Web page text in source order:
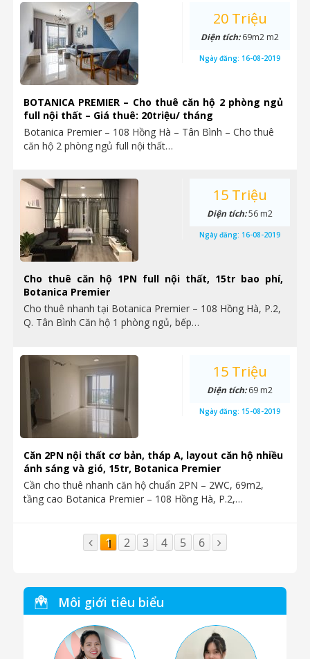
BOTANICA PREMIER – Cho thuê căn hộ 2 phòng ngủ
full nội thất – Giá thuê: 20triệu/ tháng
Botanica Premier – 108 Hồng Hà – Tân Bình – Cho thuê
căn hộ 2 phòng ngủ full nội thất…
20 Triệu
Diện tích:69m2 m2
Ngày đăng: 16-08-2019
Cho thuê căn hộ 1PN full nội thất, 15tr bao phí,
Botanica Premier
Cho thuê nhanh tại Botanica Premier – 108 Hồng Hà, P.2,
Q. Tân Bình Căn hộ 1 phòng ngủ, bếp…
15 Triệu
Diện tích:56 m2
Ngày đăng: 16-08-2019
Căn 2PN nội thất cơ bản, tháp A, layout căn hộ nhiều
ánh sáng và gió, 15tr, Botanica Premier
Cần cho thuê nhanh căn hộ chuẩn 2PN – 2WC, 69m2,
tầng cao Botanica Premier – 108 Hồng Hà, P.2,…
15 Triệu
Diện tích:69 m2
Ngày đăng: 15-08-2019
1 2 3 4 5 6
Môi giới tiêu biểu